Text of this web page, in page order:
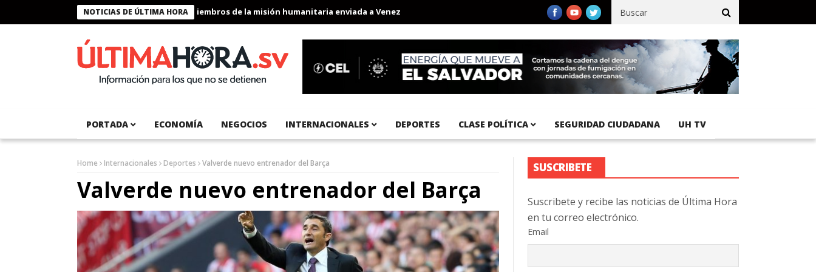
NOTICIAS DE ÚLTIMA HORA
Presidente Bukele condecora a miembros de la misión humanitaria enviada a Venezuela Aeropuerto Internacional del Pacífico registra 92 % de avance en obras de terracería
PORTADA ECONOMÍA NEGOCIOS INTERNACIONALES DEPORTES CLASE POLÍTICA SEGURIDAD CIUDADANA UH TV
Home Internacionales Deportes Valverde nuevo entrenador del Barça
Valverde nuevo entrenador del Barça
SUSCRIBETE
Suscribete y recibe las noticias de Última Hora
en tu correo electrónico.
Email